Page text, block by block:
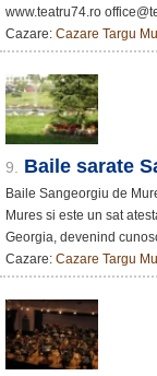
www.teatru74.ro
Cazare: Cazare Targu
9. Baile sarate
Baile Sangeorgiu de
Mures si este un sat
Georgia, devenind
Cazare: Cazare Targu